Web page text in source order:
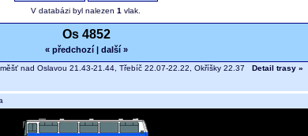
V databázi byl nalezen 1 vlak.
Os 4852
« předchozí| další »
nad Oslavou 21.43-21.44, Třebíč 22.07-22.22, Okříšky 22.37 Detail trasy »